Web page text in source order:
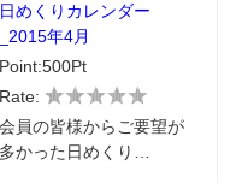
日めくりカレンダー
_2015年4月
Point:500Pt
Rate:
会員の皆様からご要望が
多かった日めくり…